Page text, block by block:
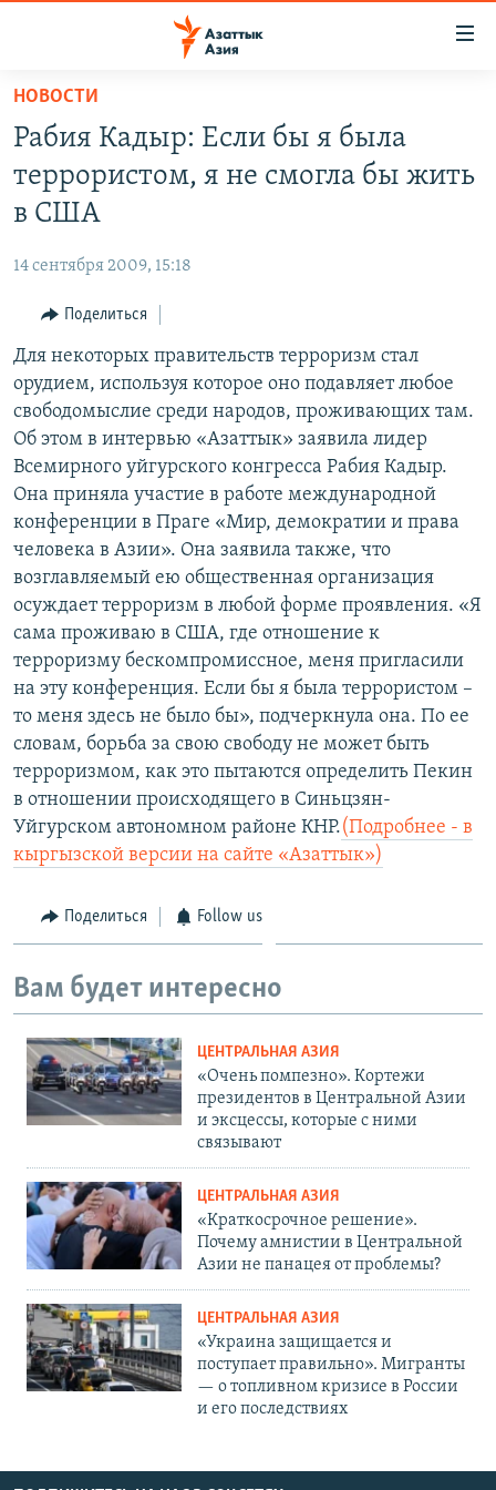
Вернуться
основному
содержанию
Вернутся
главной
навигации
Вернутся
поиску
ЦЕНТРАЛЬНАЯ АЗИЯ
КЫРГЫЗСТАН
ТАДЖИКИСТАН
ВОЙНА В УКРАИНЕ
ҚАЗАҚША
КЫРГЫЗЧА
ЎЗБЕКЧА
ТОҶИКӢ
TÜRKMENÇE
Все сайты РСЕ/РС
НОВОСТИ
Рабия Кадыр: Если бы я была
террористом, я не смогла бы жить
в США
14 сентября 2009, 15:18
Поделиться
Для некоторых правительств терроризм стал
орудием, используя которое оно подавляет любое
свободомыслие среди народов, проживающих там.
Об этом в интервью «Азаттык» заявила лидер
Всемирного уйгурского конгресса Рабия Кадыр.
Она приняла участие в работе международной
конференции в Праге «Мир, демократии и права
человека в Азии». Она заявила также, что
возглавляемый ею общественная организация
осуждает терроризм в любой форме проявления. «Я
сама проживаю в США, где отношение к
терроризму бескомпромиссное, меня пригласили
на эту конференция. Если бы я была террористом –
то меня здесь не было бы», подчеркнула она. По ее
словам, борьба за свою свободу не может быть
терроризмом, как это пытаются определить Пекин
в отношении происходящего в Синьцзян-
Уйгурском автономном районе КНР.(Подробнее - в
кыргызской версии на сайте «Азаттык»)
Поделиться Follow us
Вам будет интересно
ЦЕНТРАЛЬНАЯ АЗИЯ
«Очень помпезно». Кортежи
президентов в Центральной Азии
и эксцессы, которые с ними
связывают
ЦЕНТРАЛЬНАЯ АЗИЯ
«Краткосрочное решение».
Почему амнистии в Центральной
Азии не панацея от проблемы?
ЦЕНТРАЛЬНАЯ АЗИЯ
«Украина защищается и
поступает правильно». Мигранты
— о топливном кризисе в России
и его последствиях